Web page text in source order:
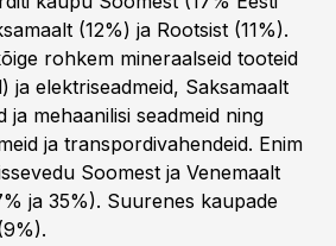
(12%) ja Rootsist (11%).
rohkem mineraalseid tooteid
ja elektriseadmeid, Saksamaalt
ja mehaanilisi seadmeid ning
ja transpordivahendeid. Enim
Soomest ja Venemaalt
ja 35%). Suurenes kaupade